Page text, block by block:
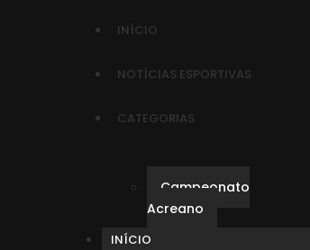
INÍCIO
NOTÍCIAS ESPORTIVAS
CATEGORIAS
Campeonato
Acreano
INÍCIO